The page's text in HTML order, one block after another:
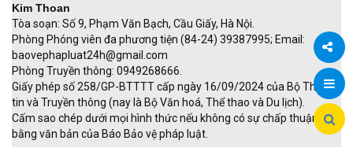
Chia
Kim Thoan
Tòa soạn: Số 9, Phạm Văn Bạch, Cầu Giấy, Hà Nội.
Phòng Phóng viên đa phương tiện (84-24) 39387995; Email:
baovephapluat24h@gmail.com
Phòng Truyền thông: 0949268666.
Giấy phép số 258/GP-BTTTT cấp ngày 16/09/2024 của Bộ Thông
tin và Truyền thông (nay là Bộ Văn hoá, Thể thao và Du lịch).
Cấm sao chép dưới mọi hình thức nếu không có sự chấp thuận
bằng văn bản của Báo Bảo vệ pháp luật.